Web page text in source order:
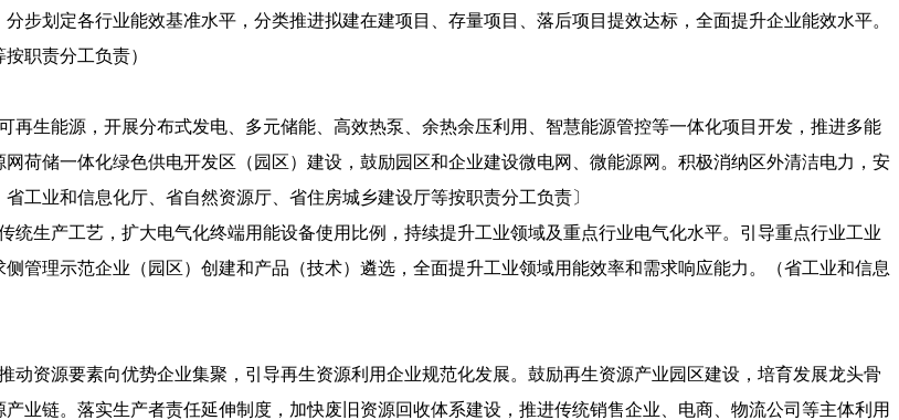
步划定各行业能效基准水平，分类推进拟建在建项目、存量项目、落后项目提效达标，全面提升企业能效水平。
职责分工负责）
再生能源，开展分布式发电、多元储能、高效热泵、余热余压利用、智慧能源管控等一体化项目开发，推进多能
荷储一体化绿色供电开发区（园区）建设，鼓励园区和企业建设微电网、微能源网。积极消纳区外清洁电力，安
工业和信息化厅、省自然资源厅、省住房城乡建设厅等按职责分工负责〕
生产工艺，扩大电气化终端用能设备使用比例，持续提升工业领域及重点行业电气化水平。引导重点行业工业
管理示范企业（园区）创建和产品（技术）遴选，全面提升工业领域用能效率和需求响应能力。（省工业和信息
资源要素向优势企业集聚，引导再生资源利用企业规范化发展。鼓励再生资源产业园区建设，培育发展龙头骨
业链。落实生产者责任延伸制度，加快废旧资源回收体系建设，推进传统销售企业、电商、物流公司等主体利用